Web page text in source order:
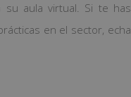
su aula virtual. Si te has
en el sector, echa